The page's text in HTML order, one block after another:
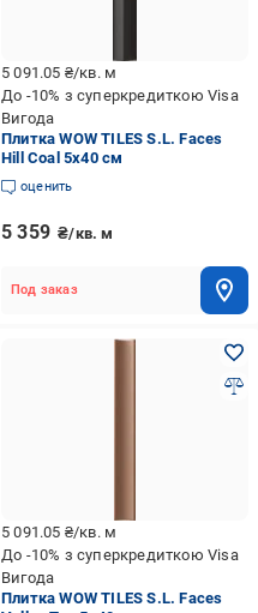
5 091.05 ₴/кв. м
До -10% з суперкредиткою Visa
Вигода
Плитка WOW TILES S.L. Faces
Hill Coal 5x40 см
оценить
5 359 ₴/кв. м
Под заказ
5 091.05 ₴/кв. м
До -10% з суперкредиткою Visa
Вигода
Плитка WOW TILES S.L. Faces